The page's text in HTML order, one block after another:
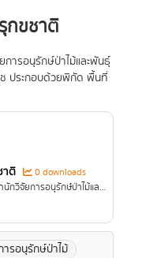
กขชาติ
ารอนุรักษ์ป่าไม้และพันธุ์
ประกอบด้วยพิกัด พื้นที่
าติ
0 downloads
รายชื่อหน่วยงานภาคสนาม สังกัดสำนักวิจัยการอนุรักษ์ป่าไม้และพันธุ์พืช กรมอุทยานแห่งชาติ สัตว์ป่า และพันธุ์พืช ประกอบด้วยพิกัด พื้นที่ ชื่อหัวหน้า ตำแหน่ง และหมายเลขโทรศัพท์
รอนุรักษ์ป่าไม้